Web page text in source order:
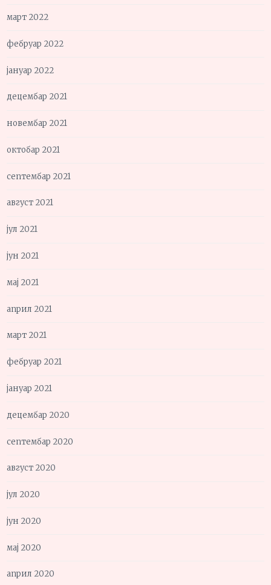
март 2022
фебруар 2022
јануар 2022
децембар 2021
новембар 2021
октобар 2021
септембар 2021
август 2021
јул 2021
јун 2021
мај 2021
април 2021
март 2021
фебруар 2021
јануар 2021
децембар 2020
септембар 2020
август 2020
јул 2020
јун 2020
мај 2020
април 2020